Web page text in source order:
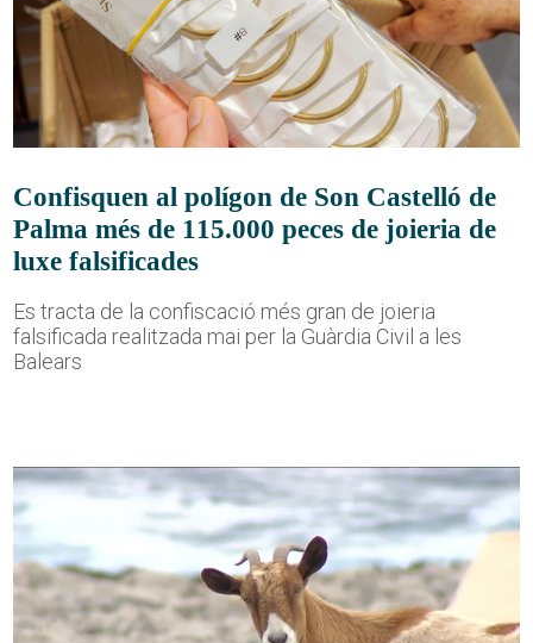
Confisquen al polígon de Son Castelló de
Palma més de 115.000 peces de joieria de
luxe falsificades
Es tracta de la confiscació més gran de joieria
falsificada realitzada mai per la Guàrdia Civil a les
Balears